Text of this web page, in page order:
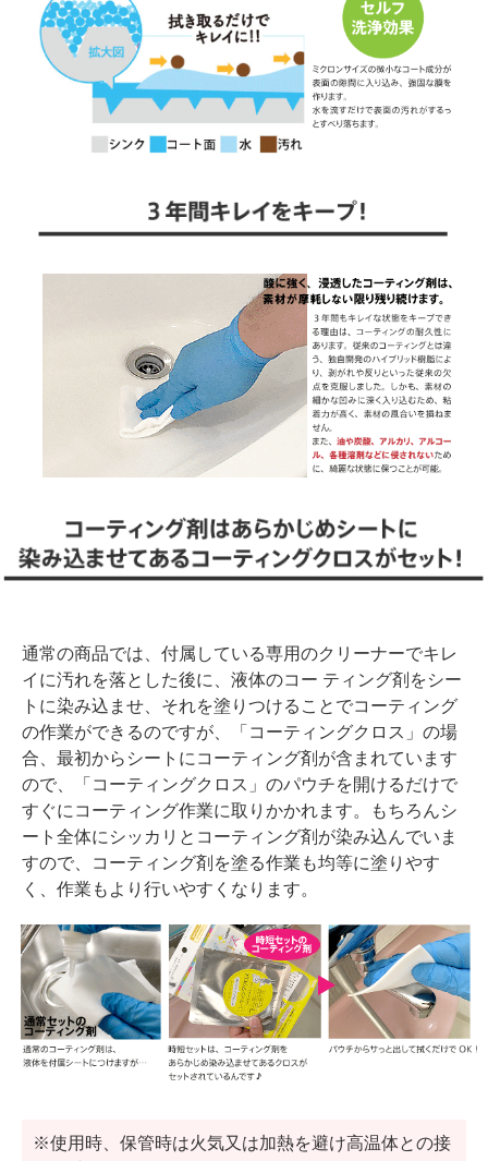
通常の商品では、付属している専用のクリーナーでキレ
イに汚れを落とした後に、液体のコー ティング剤をシー
トに染み込ませ、それを塗りつけることでコーティング
の作業ができるのですが、「コーティングクロス」の場
合、最初からシートにコーティング剤が含まれています
ので、「コーティングクロス」のパウチを開けるだけで
すぐにコーティング作業に取りかかれます。もちろんシ
ート全体にシッカリとコーティング剤が染み込んでいま
すので、コーティング剤を塗る作業も均等に塗りやす
く、作業もより行いやすくなります。
※使用時、保管時は火気又は加熱を避け高温体との接